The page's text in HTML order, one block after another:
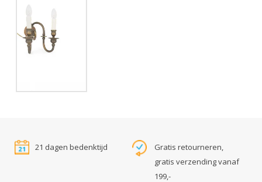
21 dagen bedenktijd
Gratis retourneren,
gratis verzending vanaf
199,-